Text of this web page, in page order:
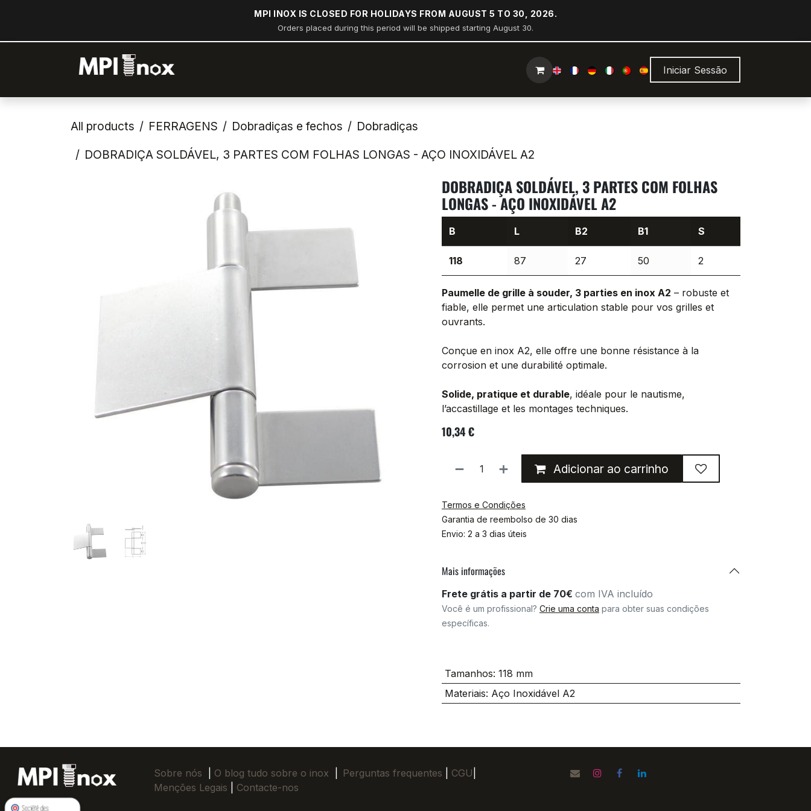
MPI INOX IS CLOSED FOR HOLIDAYS FROM AUGUST 5 TO 30, 2026.
Orders placed during this period will be shipped starting August 30.
Iniciar Sessão
All products FERRAGENS Dobradiças e fechos
Dobradiças
DOBRADIÇA SOLDÁVEL, 3 PARTES COM FOLHAS LONGAS - AÇO INOXIDÁVEL A2
DOBRADIÇA SOLDÁVEL, 3 PARTES COM FOLHAS
LONGAS - AÇO INOXIDÁVEL A2
B L B2 B1 S
118 87 27 50 2
Paumelle de grille à souder, 3 parties en inox A2 – robuste et
fiable, elle permet une articulation stable pour vos grilles et
ouvrants.
Conçue en inox A2, elle offre une bonne résistance à la
corrosion et une durabilité optimale.
Solide, pratique et durable, idéale pour le nautisme,
l’accastillage et les montages techniques.
10,34€
Adicionar ao carrinho
Termos e Condições
Garantia de reembolso de 30 dias
Envio: 2 a 3 dias úteis
Mais informações
Frete grátis a partir de 70€ com IVA incluído
Você é um profissional? Crie uma conta para obter suas condições
específicas.
Tamanhos: 118 mm
Materiais: Aço Inoxidável A2
Sobre nós O blog tudo sobre o inox Perguntas frequentes CGU
Menções Legais
Contacte-nos